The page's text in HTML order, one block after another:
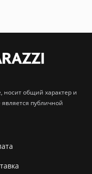
носит общий характер и
публичной